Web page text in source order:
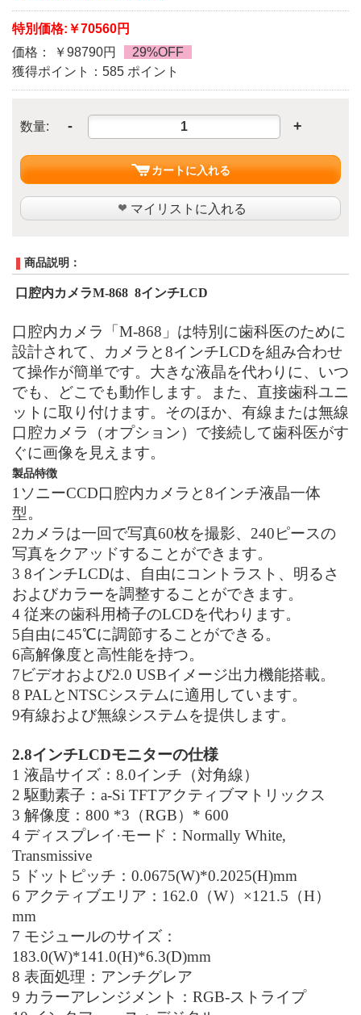
特別価格: ￥70560円
価格： ￥98790円
29%OFF
獲得ポイント：585 ポイント
数量: - +
カートに入れる
マイリストに入れる
商品説明：
口腔内カメラM-868 8インチLCD
口腔内カメラ「M-868 」 は特別に歯科医のために
設計されて、 カメラと8インチLCDを組み合わせ
て操作が簡単です。大きな液晶を代わりに、いつ
でも、どこでも動作します。また、直接歯科ユニ
ットに取り付けます。そのほか、有線または無線
口腔カメラ（オプション）で接続 して歯科医がす
ぐに画像を見えます。
製品特徴
1 ソニーCCD口腔内カメラと8インチ液晶一体
型。
2カメラは一回で写真60枚を撮影、 240ピースの
写真をクアッドすることができます。
3 8インチLCDは、自由にコントラスト、明るさ
およびカラーを調整することができます。
4 従来の歯科用椅子のLCDを代わります。
5自由に45℃に調節することができる。
6高解像度と高性能を持つ。
7ビデオおよび2.0 USBイメージ出力機能搭載。
8 PALとNTSCシステムに適用しています。
9有線および無線システムを提供します。
2.8インチLCDモニターの仕様
1 液晶サイズ： 8.0インチ（対角線）
2 駆動素子： a-Si TFTアクティブマトリックス
3 解像度： 800 *3 （RGB） * 600
4 ディスプレイ·モード： Normally White,
Transmissive
5 ドットピッチ： 0.0675(W)*0.2025(H)mm
6 アクティブエリア： 162.0 （W）×121.5 （H）
mm
7 モジュールのサイズ：
183.0(W)*141.0(H)*6.3(D)mm
8 表面処理：アンチグレア
9 カラーアレンジメント： RGB‐ストライプ